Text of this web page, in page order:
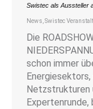
Swistec als Aussteller
News,Swistec
Die
schon immer
Netzstrukturen
Expertenrunde,